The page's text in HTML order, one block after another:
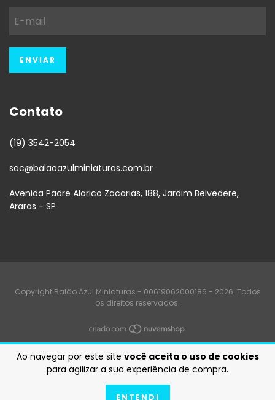
Ao navegar por este site você aceita o uso de cookies
para agilizar a sua experiência de compra.
ENTENDI
Contato
(19) 3542-2054
sac@balaoazulminiaturas.com.br
Avenida Padre Alarico Zacarias, 188, Jardim Belvedere,
Araras - SP
Copyright Balão Azul Miniaturas - 00619062000186 - 2026. Todos
os direitos reservados.